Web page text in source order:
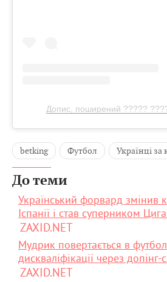
Допис, поширений ?????
betking Футбол Українці
До теми
Український форвард змінив
Іспанії і став суперником
ZAXID.NET
Мудрик повертається в футбол
дискваліфікації через допінг-
ZAXID.NET